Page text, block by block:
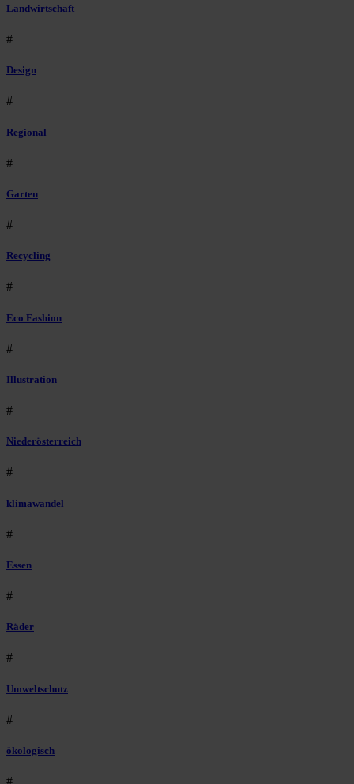
Landwirtschaft
#
Design
#
Regional
#
Garten
#
Recycling
#
Eco Fashion
#
Illustration
#
Niederösterreich
#
klimawandel
#
Essen
#
Räder
#
Umweltschutz
#
ökologisch